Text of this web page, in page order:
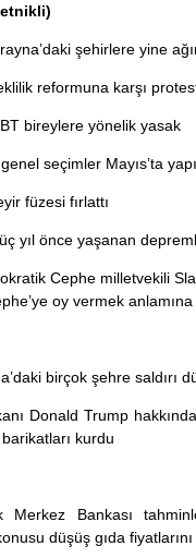
şehirlere yine
reformuna karşı
bireylere yönelik yasak
seçimler Mayıs’ta
füzesi fırlattı
üç yıl önce yaşanan
Cephe milletvekili
oy vermek anlamına
birçok şehre saldırı
Donald Trump
kurdu
Merkez Bankası
düşüş gıda